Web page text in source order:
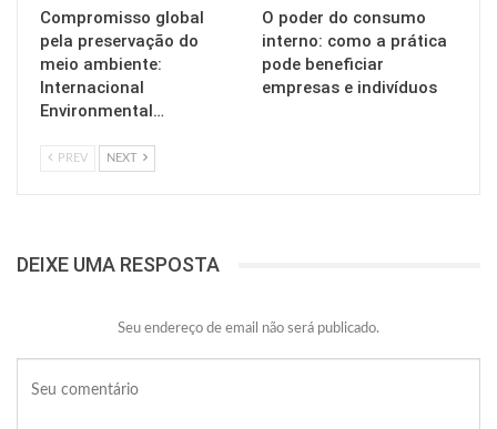
Compromisso global
pela preservação do
meio ambiente:
Internacional
Environmental…
O poder do consumo
interno: como a prática
pode beneficiar
empresas e indivíduos
PREV NEXT
DEIXE UMA RESPOSTA
Seu endereço de email não será publicado.